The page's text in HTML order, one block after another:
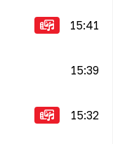
15:41
15:39
15:32